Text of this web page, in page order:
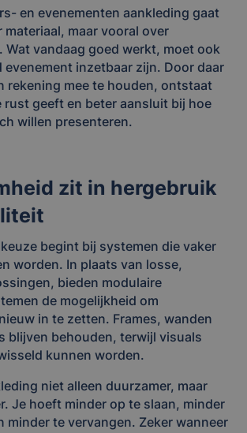
en evenementen aankleding gaat
materiaal, maar vooral over
vandaag goed werkt, moet ook
evenement inzetbaar zijn. Door daar
rekening mee te houden, ontstaat
rust geeft en beter aansluit bij hoe
willen presenteren.
zit in hergebruik
begint bij systemen die vaker
worden. In plaats van losse,
bieden modulaire
de mogelijkheid om
in te zetten. Frames, wanden
blijven behouden, terwijl visuals
kunnen worden.
niet alleen duurzamer, maar
Je hoeft minder op te slaan, minder
minder te vervangen. Zeker wanneer